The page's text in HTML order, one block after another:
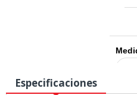
Especificaciones